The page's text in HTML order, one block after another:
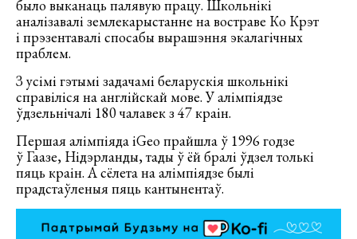
было выканаць палявую працу. Школьнікі
аналізавалі землекарыстанне на востраве Ко Крэт
і прэзентавалі спосабы вырашэння экалагічных
праблем.
З усімі гэтымі задачамі беларускія школьнікі
справіліся на англійскай мове. У алімпіядзе
ўдзельнічалі 180 чалавек з 47 краін.
Першая алімпіяда iGeo прайшла ў 1996 годзе
ў Гаазе, Нідэрланды, тады ў ёй бралі ўдзел толькі
пяць краін. А сёлета на алімпіядзе былі
прадстаўленыя пяць кантынентаў.